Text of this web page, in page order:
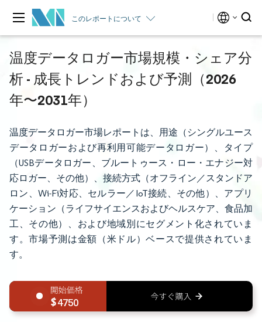
このレポートについて
温度データロガー市場規模・シェア分
析 - 成長トレンドおよび予測（2026
年〜2031年）
温度データロガー市場レポートは、用途（シングルユース
データロガーおよび再利用可能データロガー）、タイプ
（USBデータロガー、ブルートゥース・ロー・エナジー対
応ロガー、その他）、接続方式（オフライン／スタンドア
ロン、Wi-Fi対応、セルラー／IoT接続、その他）、アプリ
ケーション（ライフサイエンスおよびヘルスケア、食品加
工、その他）、および地域別にセグメント化されていま
す。市場予測は金額（米ドル）ベースで提供されていま
す。
4750